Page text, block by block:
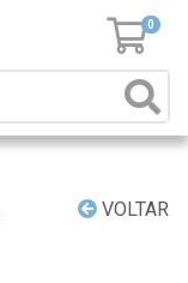
0
VOLTAR